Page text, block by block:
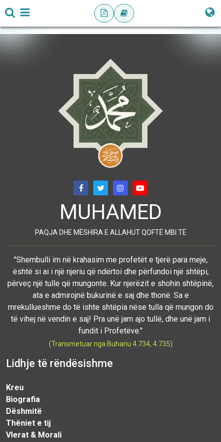
MUHAMED
PAQJA DHE MËSHIRA E ALLAHUT QOFTË MBI TË
"Shembulli im në krahasim me profetët e tjerë para meje,
është si ai i një njeriu që ndërtoi dhe përfundoi një shtëpi,
përveç një tulle që mungonte. Kur njerëzit e shohin shtëpinë,
ata e admirojnë bukurinë e saj dhe thonë: Sa e
mrekullueshme do të ishte shtëpia nëse tulla që mungon do
të vihej në vendin e saj! Pra unë jam ajo tullë, dhe unë jam i
fundit i Profetëve."
(Transmetuar nga Buhariu 4.734, 4.735)
Lidhje të rëndësishme
Kreu
Biografia
Dëshmitë
Thëniet e tij
Vlerat & Morali